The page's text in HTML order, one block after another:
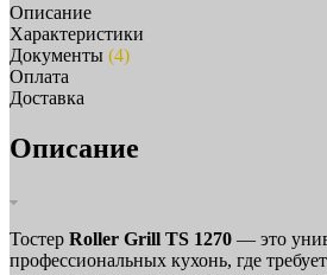
Описание
Характеристики
Документы (4)
Оплата
Доставка
Описание
Тостер Roller Grill TS 1270 — это
профессиональных кухонь, где